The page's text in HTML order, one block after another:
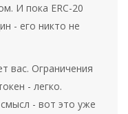
И пока ERC-20
- его никто не
вас. Ограничения
- легко.
- вот это уже